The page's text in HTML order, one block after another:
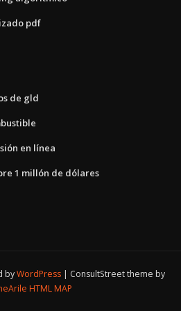
pdf
de gld
en línea
1 millón de dólares
byWordPress
ConsultStreet theme by
HTML MAP